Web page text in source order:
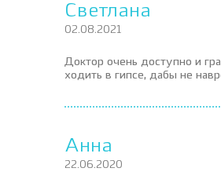
Светлана
02.08.2021
Доктор очень доступно и
ходить в гипсе, дабы не
Анна
22.06.2020